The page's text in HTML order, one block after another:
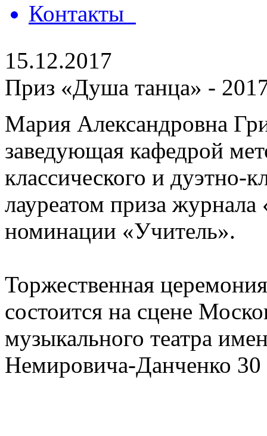
Контакты
15.12.2017
Приз «Душа танца» -
Мария Александровна
заведующая кафедрой
классического и дуэтно-
лауреатом приза
номинации «Учитель».
Торжественная
состоится на сцене
музыкального театра
Немировича-Данченко 30